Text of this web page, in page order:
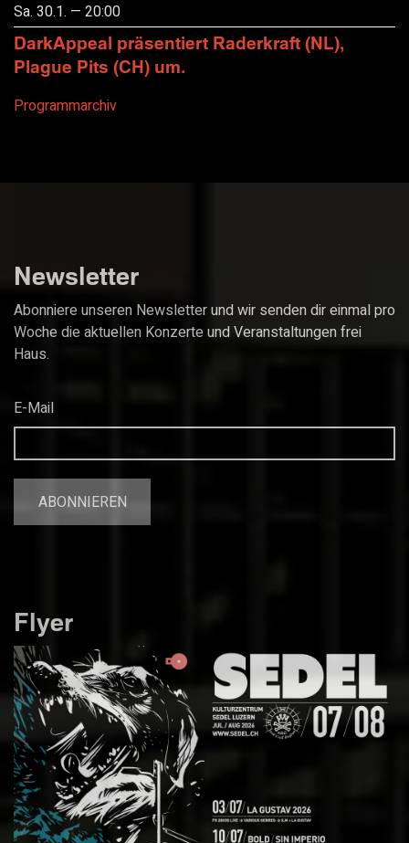
Sa. 30.1. — 20:00
DarkAppeal präsentiert Raderkraft (NL),
Plague Pits (CH) um.
Programmarchiv
Newsletter
Abonniere unseren Newsletter und wir senden dir einmal pro
Woche die aktuellen Konzerte und Veranstaltungen frei
Haus.
E-Mail
Flyer